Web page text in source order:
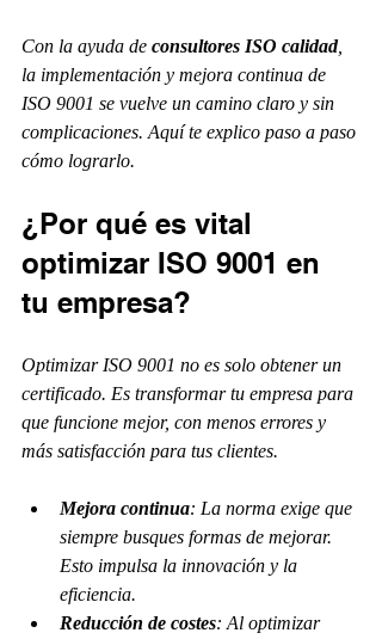
Con la ayuda de consultores ISO calidad,
la implementación y mejora continua de
ISO 9001 se vuelve un camino claro y sin
complicaciones. Aquí te explico paso a paso
cómo lograrlo.
¿Por qué es vital
optimizar ISO 9001 en
tu empresa?
Optimizar ISO 9001 no es solo obtener un
certificado. Es transformar tu empresa para
que funcione mejor, con menos errores y
más satisfacción para tus clientes.
Mejora continua: La norma exige que
siempre busques formas de mejorar.
Esto impulsa la innovación y la
eficiencia.
Reducción de costes: Al optimizar